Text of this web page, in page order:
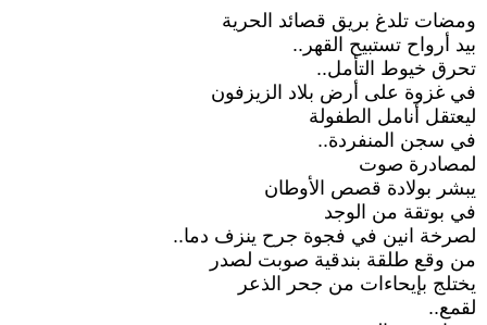
ومضات تلدغ بريق قصائد الحرية
بيد أرواح تستبيح القهر..
تحرق خيوط التأمل..
في غزوة على أرض بلاد الزيزفون
ليعتقل أنامل الطفولة
في سجن المنفردة..
لمصادرة صوت
يبشر بولادة قصص الأوطان
في بوتقة من الوجد
لصرخة انين في فجوة جرح ينزف دما..
من وقع طلقة بندقية صوبت لصدر
يختلج بإيحاءات من جحر الذعر
لقمع..